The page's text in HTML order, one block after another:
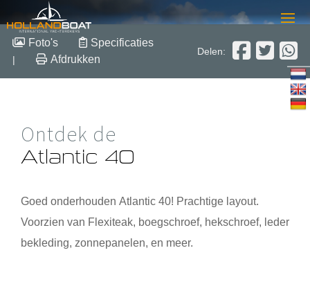
Atlantic 40
Verkocht
Foto's Specificaties
| Afdrukken
Delen:
Ontdek de
Atlantic 40
Goed onderhouden Atlantic 40! Prachtige layout.
Voorzien van Flexiteak, boegschroef, hekschroef, leder
bekleding, zonnepanelen, en meer.